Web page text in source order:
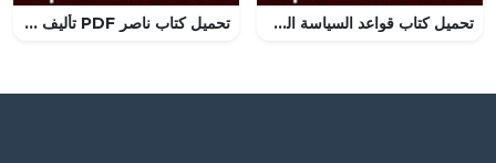
تحميل كتاب قواعد السياسة الشرعية في تقديم وجود الدولة المسلمة ومصالحها على إقامة الحدود PDF تأليف محمد علي النجار مجانا [كامل] تحميل كتاب ناصر PDF تأليف أنتوني ناتنج مجانا [كامل]